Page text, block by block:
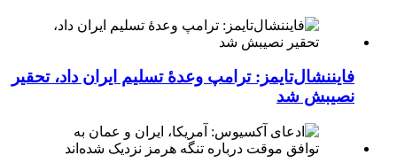
فایننشال‌تایمز: ترامپ وعدۀ تسلیم ایران داد، تحقیر
نصیبش شد